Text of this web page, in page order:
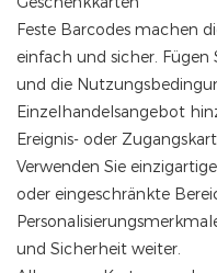
Feste Barcodes machen
einfach und sicher.
und die
Einzelhandelsangebot
Ereignis- oder
Verwenden Sie
oder eingeschränkte
und Sicherheit weiter.